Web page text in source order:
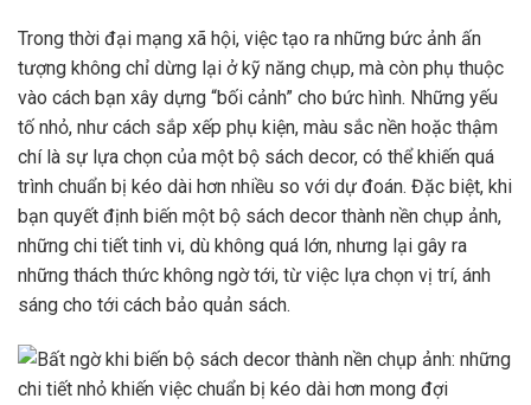
Trong thời đại mạng xã hội, việc tạo ra những bức ảnh ấn
tượng không chỉ dừng lại ở kỹ năng chụp, mà còn phụ thuộc
vào cách bạn xây dựng “bối cảnh” cho bức hình. Những yếu
tố nhỏ, như cách sắp xếp phụ kiện, màu sắc nền hoặc thậm
chí là sự lựa chọn của một bộ sách decor, có thể khiến quá
trình chuẩn bị kéo dài hơn nhiều so với dự đoán. Đặc biệt, khi
bạn quyết định biến một bộ sách decor thành nền chụp ảnh,
những chi tiết tinh vi, dù không quá lớn, nhưng lại gây ra
những thách thức không ngờ tới, từ việc lựa chọn vị trí, ánh
sáng cho tới cách bảo quản sách.